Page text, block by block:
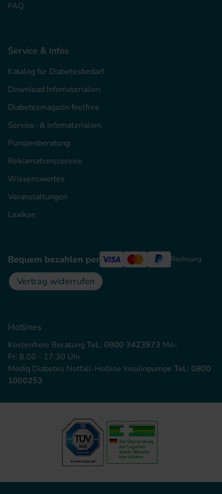
FAQ
Service & Infos
Katalog für Diabetesbedarf
Download Infomaterialien
Diabetesmagazin feelfree
Service- & Infomaterialien
Pumpenberatung
Reklamationsservice
Wissenswertes
Veranstaltungen
Lexikon
Bequem bezahlen per Rechnung
Vertrag widerrufen
Hotlines
Kostenfreie Beratung Tel.: 0800 3423973 Mo-
Fr: 8.00 - 17.30 Uhr
Mediq Diabetes Notfall-Hotline Insulinpumpe Tel.: 0800
1000253